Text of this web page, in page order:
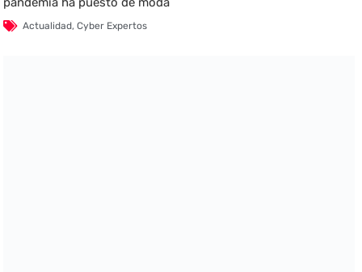
Actualidad,Cyber Expertos